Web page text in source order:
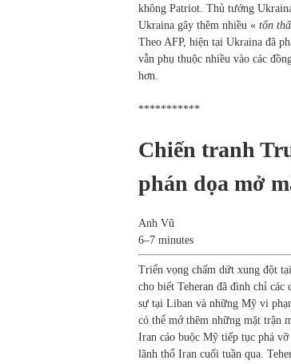
không Patriot. Thủ tướng
Ukraina gây thêm nhiều « tổn
Theo AFP, hiện tại Ukraina đã
vẫn phụ thuộc nhiều vào các
hơn.
***********
Chiến tranh
phán dọa mở
Anh Vũ
6–7 minutes
Triển vọng chấm dứt xung đột
cho biết Teheran đã đình chỉ
sự tại Liban và những Mỹ vi
có thể mở thêm những mặt trận
Iran cáo buộc Mỹ tiếp tục phá
lãnh thổ Iran cuối tuần qua.